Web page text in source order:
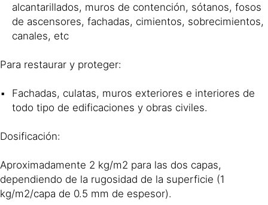
alcantarillados, muros de contención, sótanos, fosos
de ascensores, fachadas, cimientos, sobrecimientos,
canales, etc
Para restaurar y proteger:
Fachadas, culatas, muros exteriores e interiores de
todo tipo de edificaciones y obras civiles.
Dosificación:
Aproximadamente 2 kg/m2 para las dos capas,
dependiendo de la rugosidad de la superficie (1
kg/m2/capa de 0.5 mm de espesor).